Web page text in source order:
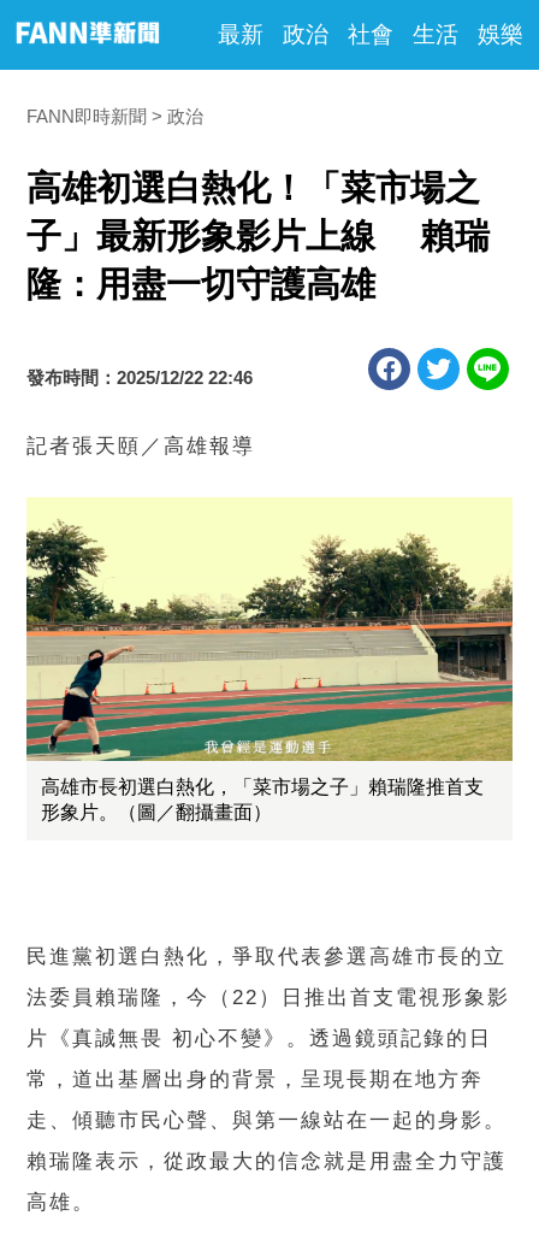
最新 政治 社會 生活 娛樂
FANN即時新聞 政治
高雄初選白熱化！「菜市場之
子」最新形象影片上線 賴瑞
隆：用盡一切守護高雄
發布時間：2025/12/22 22:46
記者張天頤／高雄報導
高雄市長初選白熱化，「菜市場之子」賴瑞隆推首支
形象片。（圖／翻攝畫面）
民進黨初選白熱化，爭取代表參選高雄市長的立
法委員賴瑞隆，今（22）日推出首支電視形象影
片《真誠無畏 初心不變》。透過鏡頭記錄的日
常，道出基層出身的背景，呈現長期在地方奔
走、傾聽市民心聲、與第一線站在一起的身影。
賴瑞隆表示，從政最大的信念就是用盡全力守護
高雄。